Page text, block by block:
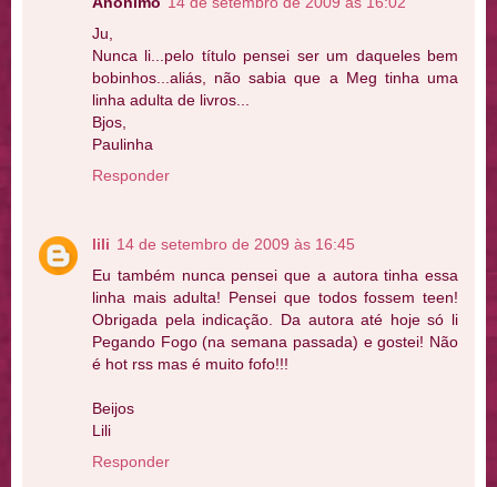
Ju,
Nunca li...pelo título pensei ser um daqueles bem
bobinhos...aliás, não sabia que a Meg tinha uma
linha adulta de livros...
Bjos,
Paulinha
Responder
lili 14 de setembro de 2009 às 16:45
Eu também nunca pensei que a autora tinha essa
linha mais adulta! Pensei que todos fossem teen!
Obrigada pela indicação. Da autora até hoje só li
Pegando Fogo (na semana passada) e gostei! Não
é hot rss mas é muito fofo!!!
Beijos
Lili
Responder